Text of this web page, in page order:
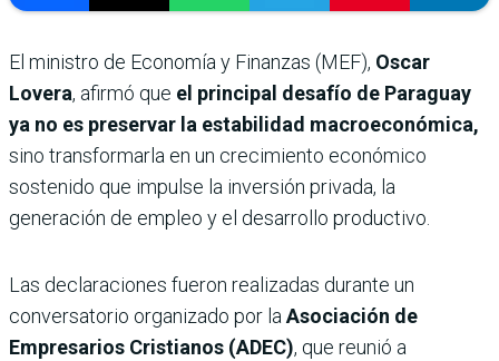
El ministro de Economía y Finanzas (MEF), Oscar
Lovera, afirmó que el principal desafío de Paraguay
ya no es preservar la estabilidad macroeconómica,
sino transformarla en un crecimiento económico
sostenido que impulse la inversión privada, la
generación de empleo y el desarrollo productivo.
Las declaraciones fueron realizadas durante un
conversatorio organizado por la Asociación de
Empresarios Cristianos (ADEC), que reunió a